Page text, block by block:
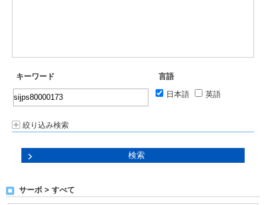
キーワード
言語
日本語
英語
絞り込み検索
サーボ > すべて